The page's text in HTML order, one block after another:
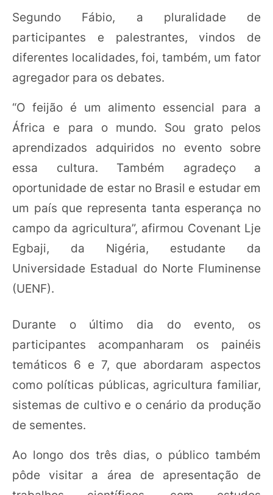
Segundo Fábio, a pluralidade de
participantes e palestrantes, vindos de
diferentes localidades, foi, também, um fator
agregador para os debates.
“O feijão é um alimento essencial para a
África e para o mundo. Sou grato pelos
aprendizados adquiridos no evento sobre
essa cultura. Também agradeço a
oportunidade de estar no Brasil e estudar em
um país que representa tanta esperança no
campo da agricultura”, afirmou Covenant Lje
Egbaji, da Nigéria, estudante da
Universidade Estadual do Norte Fluminense
(UENF).
Durante o último dia do evento, os
participantes acompanharam os painéis
temáticos 6 e 7, que abordaram aspectos
como políticas públicas, agricultura familiar,
sistemas de cultivo e o cenário da produção
de sementes.
Ao longo dos três dias, o público também
pôde visitar a área de apresentação de